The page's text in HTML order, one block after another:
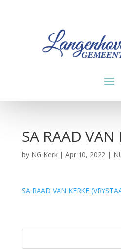
SA RAAD VAN
by NG Kerk| Apr 10, 2022 |
SA RAAD VAN KERKE